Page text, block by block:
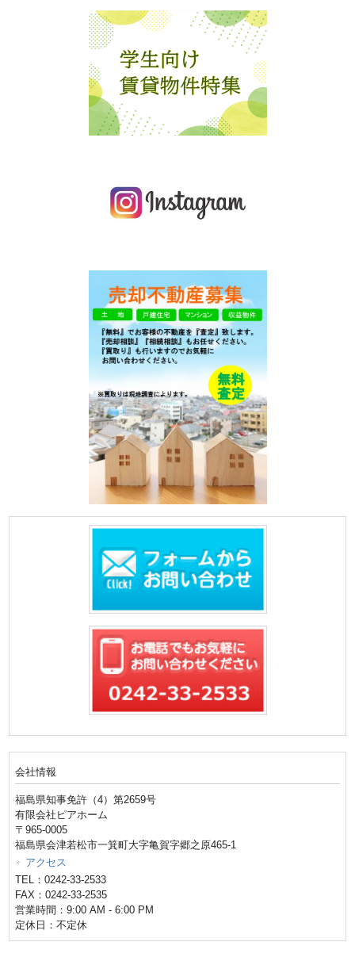
会社情報
福島県知事免許（4）第2659号
有限会社ピアホーム
〒965-0005
福島県会津若松市一箕町大字亀賀字郷之原465-1
アクセス
TEL：0242-33-2533
FAX：0242-33-2535
営業時間：9:00 AM - 6:00 PM
定休日：不定休